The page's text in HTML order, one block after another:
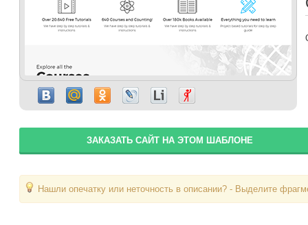
ЗАКАЗАТЬ САЙТ НА ЭТОМ ШАБЛОНЕ
Нашли опечатку или неточность в описании? - Выделите